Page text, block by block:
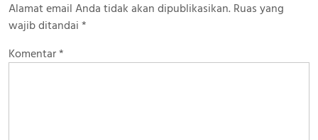
Alamat email Anda tidak akan dipublikasikan. Ruas yang
wajib ditandai *
Komentar*